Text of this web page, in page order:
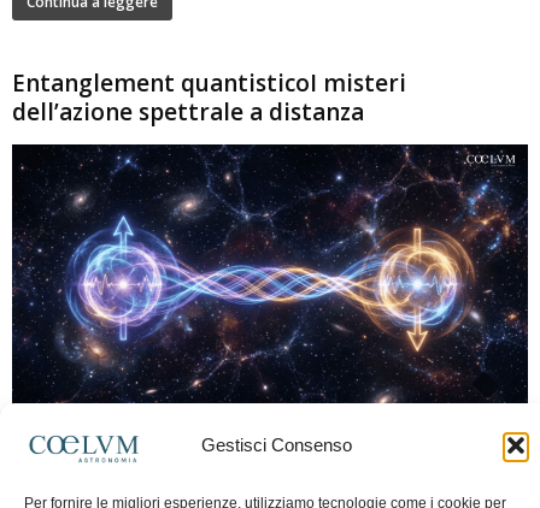
Gestisci Consenso
Per fornire le migliori esperienze, utilizziamo tecnologie come i cookie per
Entanglement quantisticoI misteri
dell’azione spettrale a distanza
Marco Lorrai - 15 Giugno 2026 0
moderna: due particelle possono mostrare correlazioni che sembrano ignorare